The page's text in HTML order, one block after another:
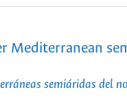
Mediterranean
semiáridas del